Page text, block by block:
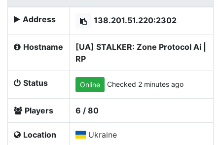
Address 138.201.51.220:2302
Hostname
[UA] STALKER: Zone Protocol Ai |
RP
Status Online Checked 2 minutes ago
Players 6 / 80
Location Ukraine